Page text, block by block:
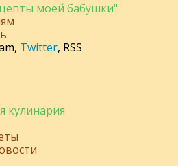
моей бабушки"
, Twitter, RSS
кулинария